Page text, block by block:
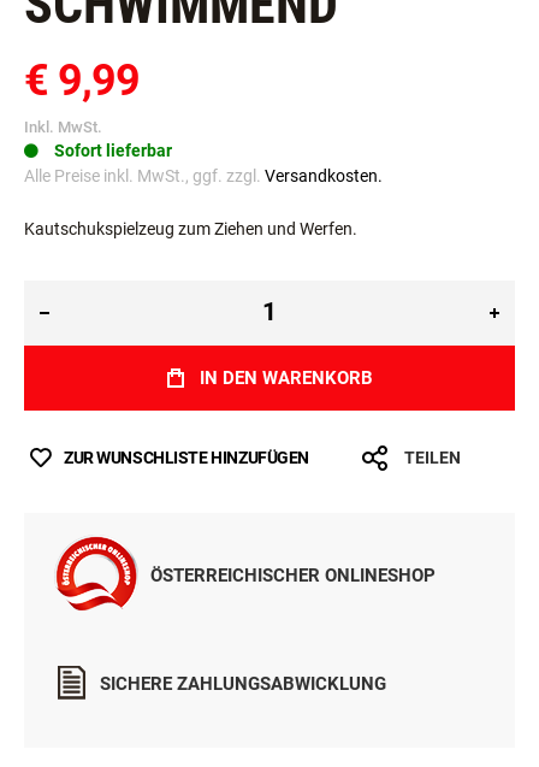
SCHWIMMEND
€ 9,99
Inkl. MwSt.
Sofort lieferbar
Alle Preise inkl. MwSt., ggf. zzgl. Versandkosten.
Kautschukspielzeug zum Ziehen und Werfen.
IN DEN WARENKORB
ZUR WUNSCHLISTE HINZUFÜGEN TEILEN
ÖSTERREICHISCHER ONLINESHOP
SICHERE ZAHLUNGSABWICKLUNG